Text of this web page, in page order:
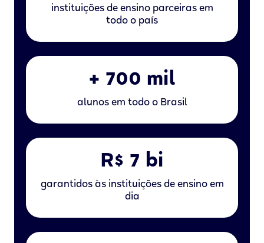
instituições de ensino parceiras em
todo o país
+ 700 mil
alunos em todo o Brasil
R$ 7 bi
garantidos às instituições de ensino em
dia